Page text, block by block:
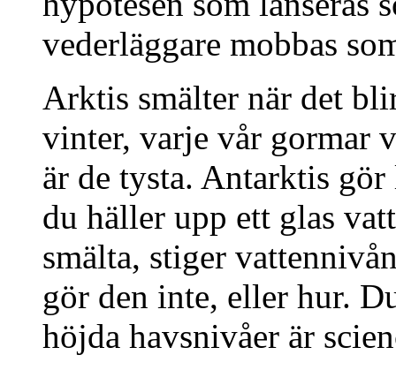
vederläggare mobbas
Arktis smälter när det
vinter, varje vår gormar
är de tysta. Antarktis
du häller upp ett glas
smälta, stiger
gör den inte, eller hur.
höjda havsnivåer är